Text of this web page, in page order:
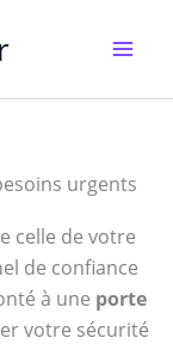
urgents
celle de votre
de confiance
à une porte
votre sécurité